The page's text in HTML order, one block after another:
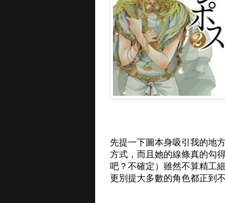
先提一下圖本身吸引我的地
方式，而且她的線條真的勾
吧？不確定）雖然不算精工
更別提大多數的角色都正到